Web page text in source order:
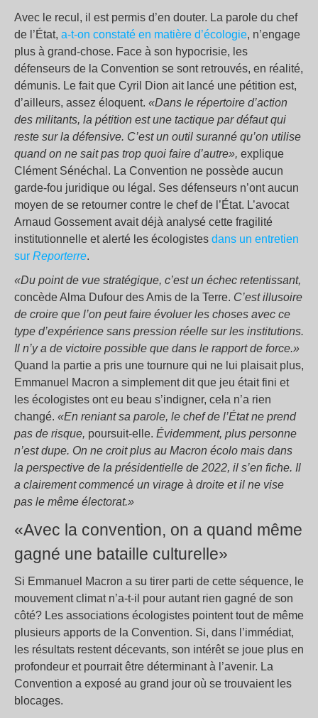
Avec le recul, il est permis d’en douter. La parole du chef
de l’État, a-t-on constaté en matière d’écologie, n’engage
plus à grand-chose. Face à son hypocrisie, les
défenseurs de la Convention se sont retrouvés, en réalité,
démunis. Le fait que Cyril Dion ait lancé une pétition est,
d’ailleurs, assez éloquent. «Dans le répertoire d’action
des militants, la pétition est une tactique par défaut qui
reste sur la défensive. C’est un outil suranné qu’on utilise
quand on ne sait pas trop quoi faire d’autre», explique
Clément Sénéchal. La Convention ne possède aucun
garde-fou juridique ou légal. Ses défenseurs n’ont aucun
moyen de se retourner contre le chef de l’État. L’avocat
Arnaud Gossement avait déjà analysé cette fragilité
institutionnelle et alerté les écologistes dans un entretien
sur Reporterre.
«Du point de vue stratégique, c’est un échec retentissant,
concède Alma Dufour des Amis de la Terre. C’est illusoire
de croire que l’on peut faire évoluer les choses avec ce
type d’expérience sans pression réelle sur les institutions.
Il n’y a de victoire possible que dans le rapport de force.»
Quand la partie a pris une tournure qui ne lui plaisait plus,
Emmanuel Macron a simplement dit que jeu était fini et
les écologistes ont eu beau s’indigner, cela n’a rien
changé. «En reniant sa parole, le chef de l’État ne prend
pas de risque, poursuit-elle. Évidemment, plus personne
n’est dupe. On ne croit plus au Macron écolo mais dans
la perspective de la présidentielle de 2022, il s’en fiche. Il
a clairement commencé un virage à droite et il ne vise
pas le même électorat.»
«Avec la convention, on a quand même
gagné une bataille culturelle»
Si Emmanuel Macron a su tirer parti de cette séquence, le
mouvement climat n’a-t-il pour autant rien gagné de son
côté? Les associations écologistes pointent tout de même
plusieurs apports de la Convention. Si, dans l’immédiat,
les résultats restent décevants, son intérêt se joue plus en
profondeur et pourrait être déterminant à l’avenir. La
Convention a exposé au grand jour où se trouvaient les
blocages.